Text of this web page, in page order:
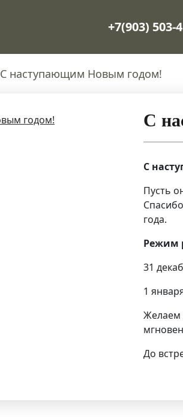
+7(903) 503-
С наступающим Новым годом!
С
С
Пусть
года.
Режим
31
1
Желаем
До